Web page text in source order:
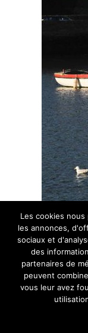
Et pour finir, une
êtes de passage à
Les cookies
les annonces,
sociaux et
des
partenaires de
peuvent
vous leur avez